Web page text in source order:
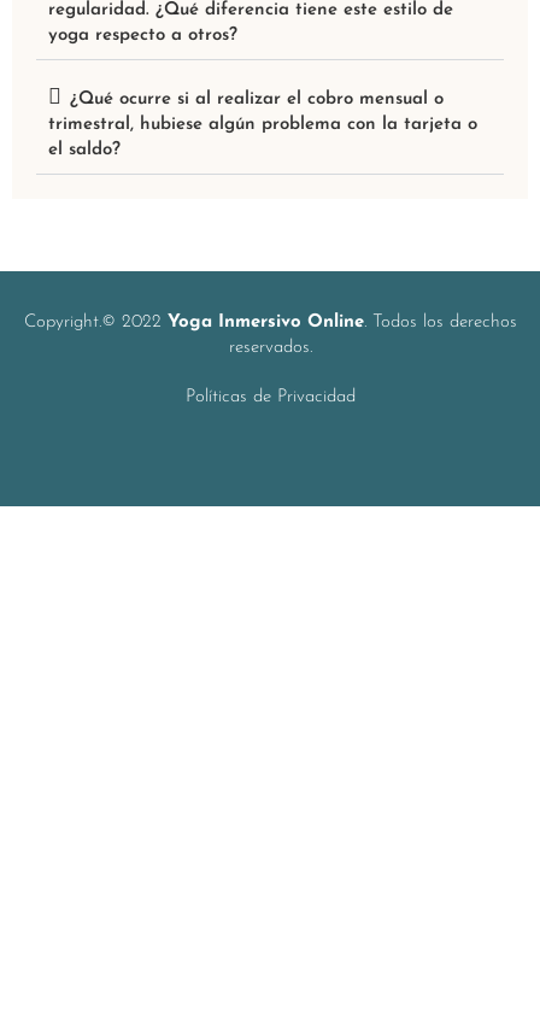
regularidad. ¿Qué diferencia tiene este estilo de
yoga respecto a otros?
¿Qué ocurre si al realizar el cobro mensual o
trimestral, hubiese algún problema con la tarjeta o
el saldo?
Copyright.© 2022 Yoga Inmersivo Online. Todos los derechos
reservados.
Políticas de Privacidad